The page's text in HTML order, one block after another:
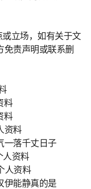
立场，如有关于文
免责声明或联系删
料
料
资料
一落千丈日子
人资料
人资料
伊能静真的是